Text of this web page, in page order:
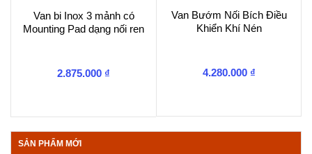
Van bi Inox 3 mảnh có
Mounting Pad dạng nối ren
2.875.000 ₫
Van Bướm Nối Bích Điều
Khiển Khí Nén
4.280.000 ₫
SẢN PHẨM MỚI